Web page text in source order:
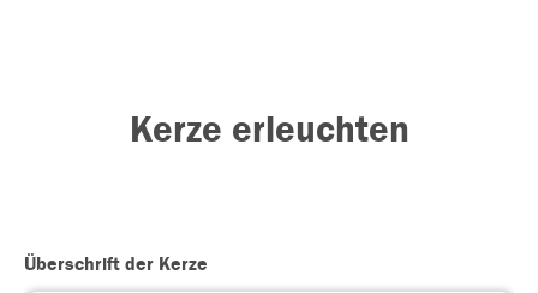
Kerze erleuchten
Überschrift der Kerze